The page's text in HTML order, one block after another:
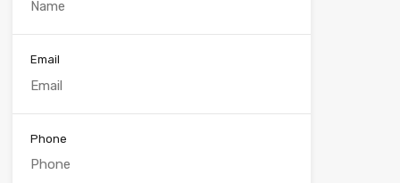
Email
Phone